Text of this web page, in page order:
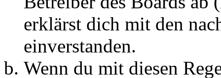
erklärst dich mit den
einverstanden.
Wenn du mit diesen